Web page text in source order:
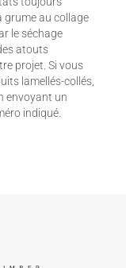
grume au collage
le séchage
atouts
projet. Si vous
lamellés-collés,
envoyant un
indiqué.